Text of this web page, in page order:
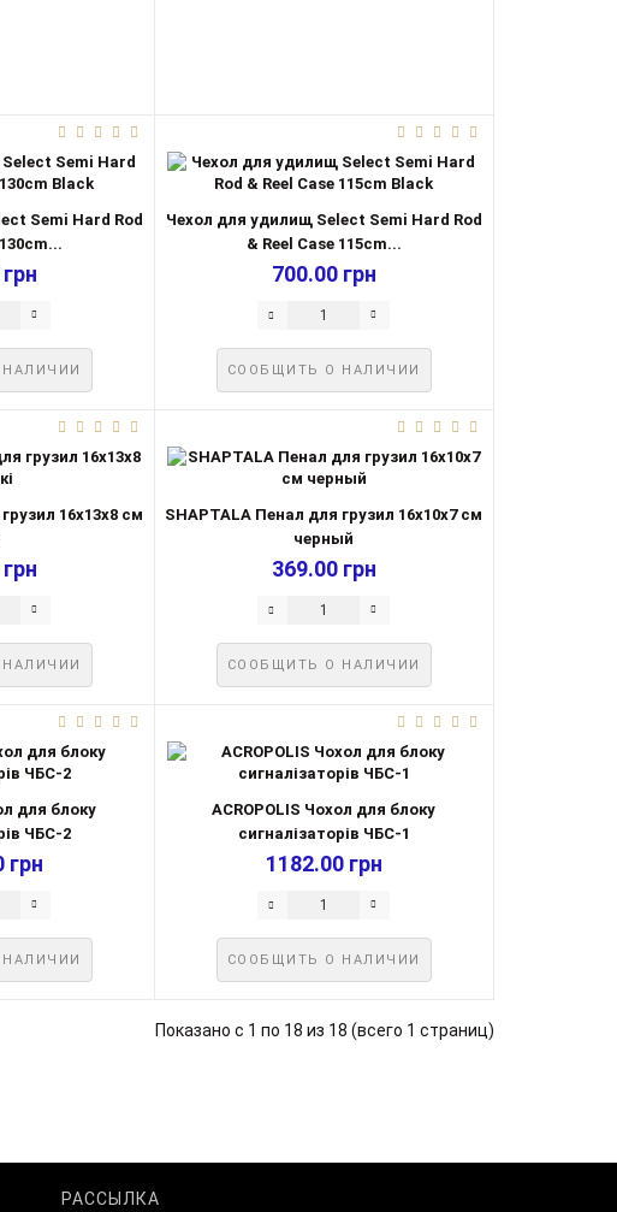
Semi Hard Rod
Чехол для удилищ Select Semi Hard Rod
& Reel Case 115cm...
700.00 грн
СООБЩИТЬ О НАЛИЧИИ
16х13х8 см
SHAPTALA Пенал для грузил 16х10х7 см
черный
369.00 грн
СООБЩИТЬ О НАЛИЧИИ
для блоку
ЧБС-2
грн
ACROPOLIS Чохол для блоку
сигналізаторів ЧБС-1
1182.00 грн
СООБЩИТЬ О НАЛИЧИИ
Показано с 1 по 18 из 18 (всего 1 страниц)
РАССЫЛКА